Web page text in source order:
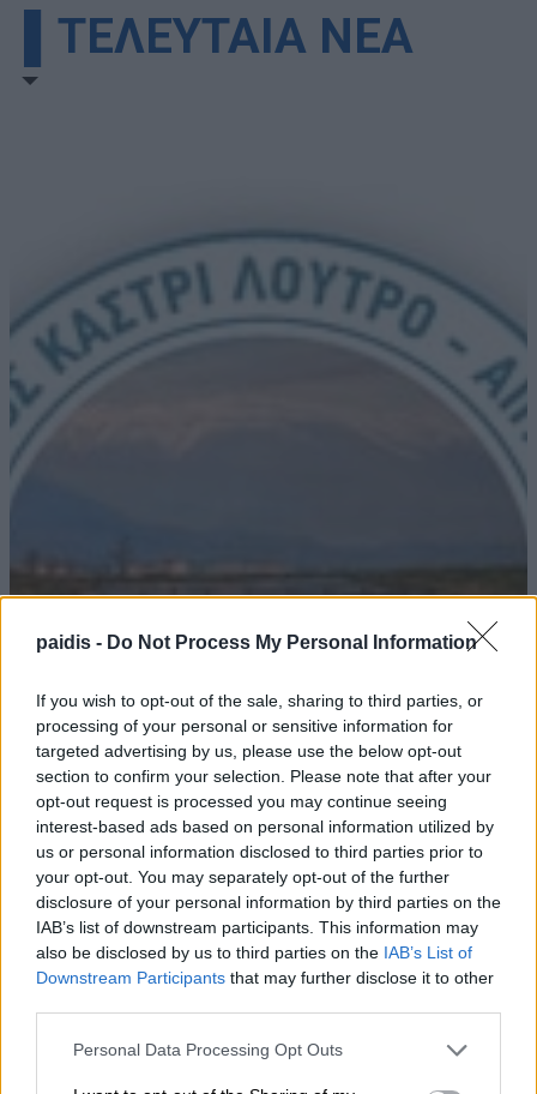
paidis - Do Not Process My Personal Information
If you wish to opt-out of the sale, sharing to third parties, or
processing of your personal or sensitive information for
targeted advertising by us, please use the below opt-out
section to confirm your selection. Please note that after your
opt-out request is processed you may continue seeing
interest-based ads based on personal information utilized by
us or personal information disclosed to third parties prior to
your opt-out. You may separately opt-out of the further
disclosure of your personal information by third parties on the
IAB’s list of downstream participants. This information may
also be disclosed by us to third parties on the IAB’s List of
Downstream Participants that may further disclose it to other
Personal Data Processing Opt Outs
▌ΤΕΛΕΥΤΑΙΑ ΝΕΑ
Τακτική Γενική Συνέλευση και
εκλογές στον Εξωραϊστικό Σύλλογο
Καστρί – Λουτρό